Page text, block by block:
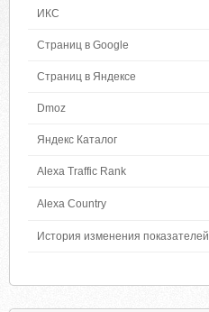
ИКС
Страниц в Google
Страниц в Яндексе
Dmoz
Яндекс Каталог
Alexa Traffic Rank
Alexa Country
История изменения показателей